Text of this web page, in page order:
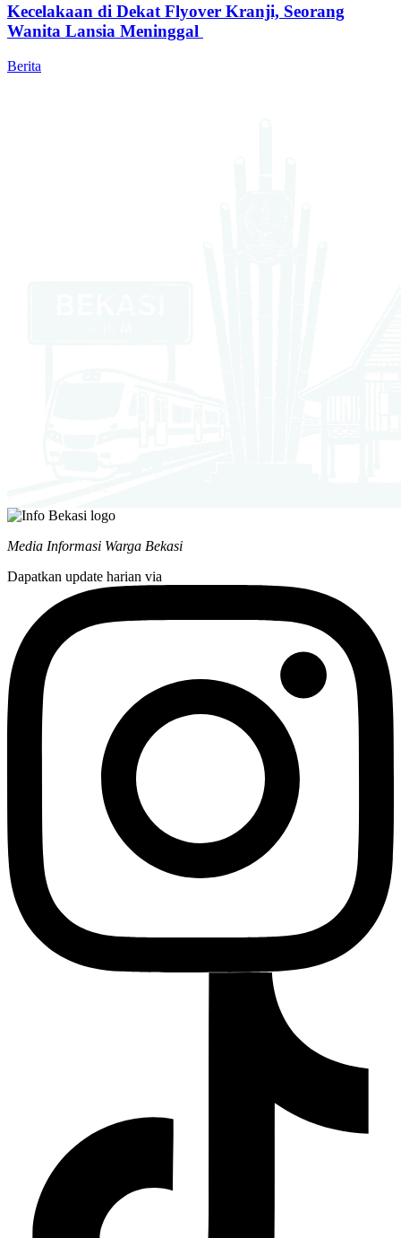
Kecelakaan di Dekat Flyover Kranji, Seorang
Wanita Lansia Meninggal
Berita
Media Informasi Warga Bekasi
Dapatkan update harian via